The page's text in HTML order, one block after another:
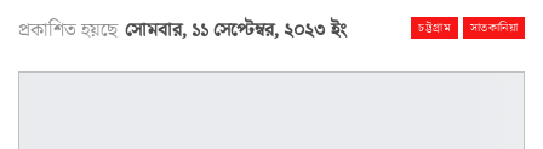
চট্টগ্রাম সাতকানিয়া
প্রকাশিত হয়ছে সোমবার, ১১ সেপ্টেম্বর, ২০২৩ ইং